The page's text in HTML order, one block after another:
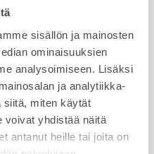
sisällön ja mainosten
ominaisuuksien
analysoimiseen. Lisäksi
ja analytiikka-
siitä, miten käytät
voivat yhdistää näitä
antanut heille tai joita on